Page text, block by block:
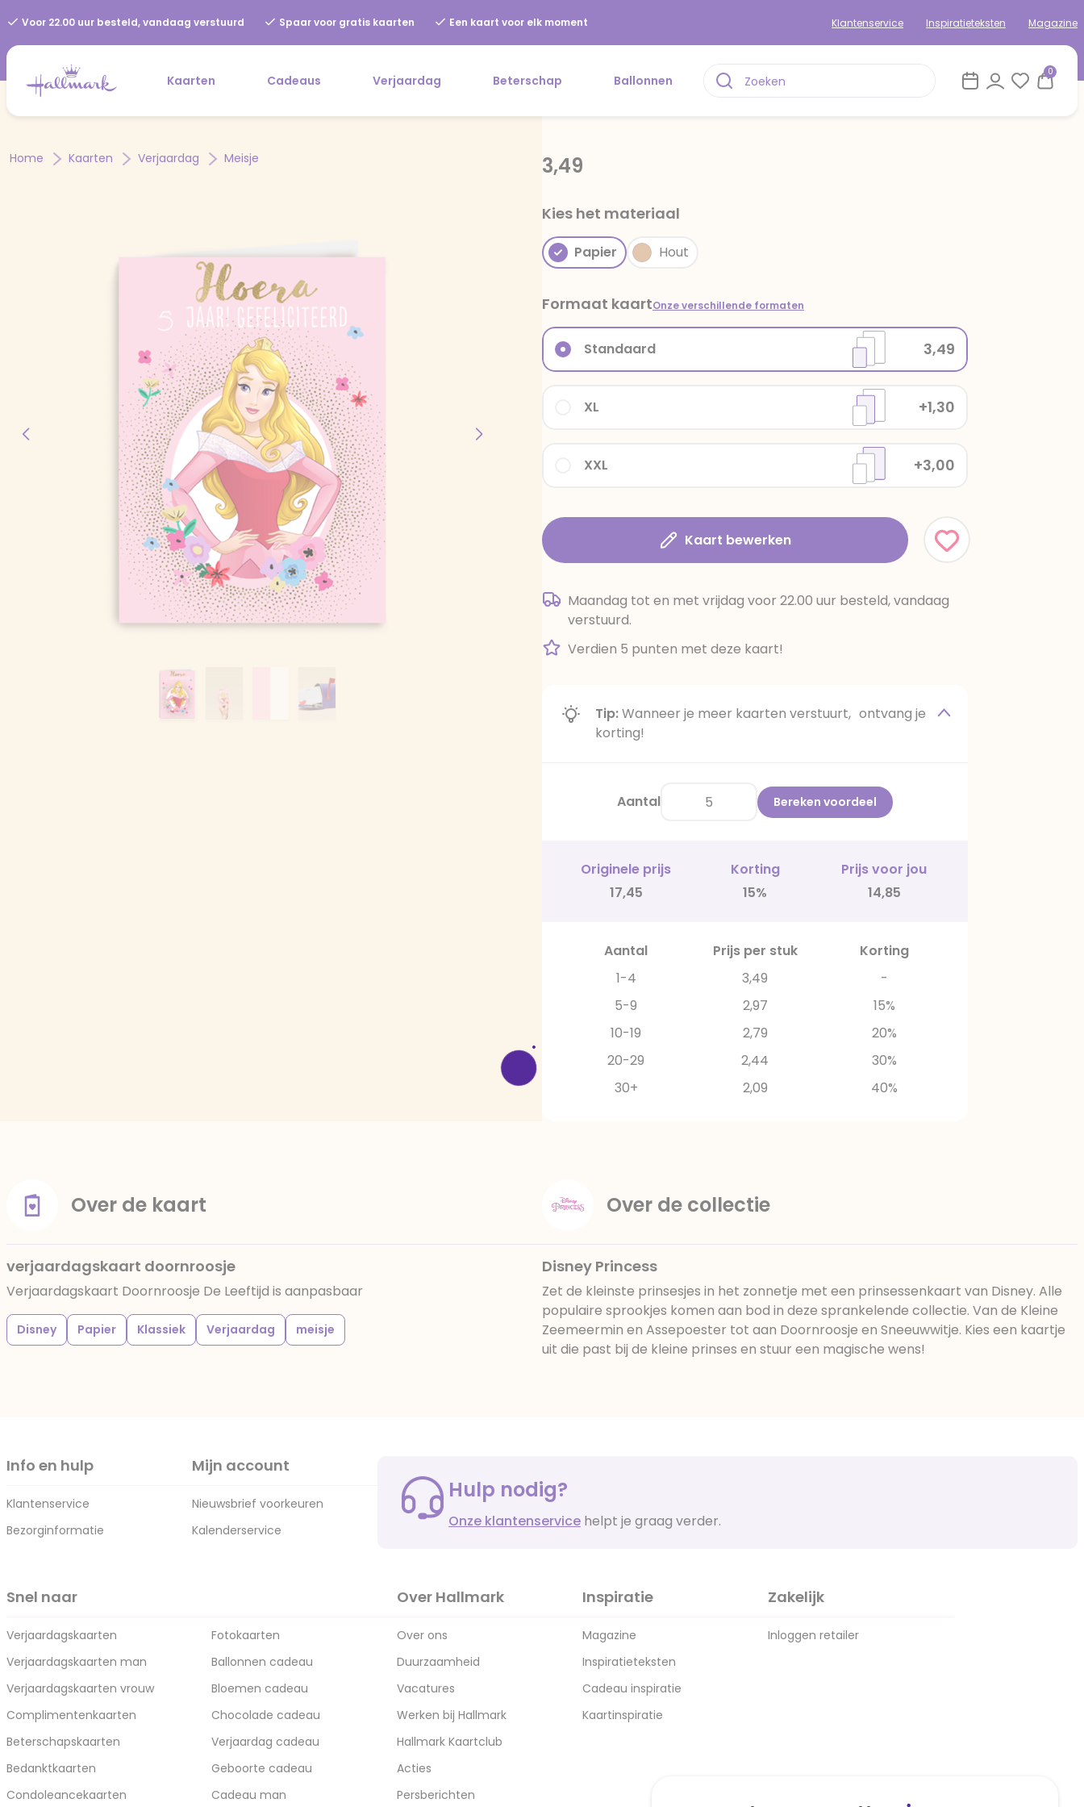
Voor 22.00 uur besteld, vandaag verstuurd Spaar voor gratis kaarten Een kaart voor elk moment Klantenservice Inspiratieteksten Magazine
Kaarten Cadeaus Verjaardag Beterschap Ballonnen
0
Home Kaarten Verjaardag Meisje 3,49
Kies het materiaal
Papier Hout
Formaat kaartOnze verschillende formaten
XXL +3,00
XL +1,30
Standaard 3,49
Kaart bewerken
Maandag tot en met vrijdag voor 22.00 uur besteld, vandaag
verstuurd.
Verdien 5 punten met deze kaart!
Tip:Wanneer je meer kaarten verstuurt, ontvang je
korting!
Aantal Bereken voordeel
Originele prijs Korting
Prijs voor jou
17,45
15% 14,85
Aantal Prijs per stuk
Korting
1-4
3,49
-
5-9
2,97
15%
10-19
2,79
20%
20-29
2,44
30%
30+
2,09 40%
Over de kaart
verjaardagskaart doornroosje
Verjaardagskaart Doornroosje De Leeftijd is aanpasbaar
Disney Papier Klassiek Verjaardag meisje
Over de collectie
Disney Princess
Zet de kleinste prinsesjes in het zonnetje met een prinsessenkaart van Disney. Alle
populaire sprookjes komen aan bod in deze sprankelende collectie. Van de Kleine
Zeemeermin en Assepoester tot aan Doornroosje en Sneeuwwitje. Kies een kaartje
uit die past bij de kleine prinses en stuur een magische wens!
Info en hulp
Klantenservice
Bezorginformatie
Mijn account
Nieuwsbrief voorkeuren
Kalenderservice
Hulp nodig?
Onze klantenservice helpt je graag verder.
Snel naar
Verjaardagskaarten
Verjaardagskaarten man
Verjaardagskaarten vrouw
Complimentenkaarten
Beterschapskaarten
Bedanktkaarten
Condoleancekaarten
Fotokaarten
Ballonnen cadeau
Bloemen cadeau
Chocolade cadeau
Verjaardag cadeau
Geboorte cadeau
Cadeau man
Over Hallmark
Over ons
Duurzaamheid
Vacatures
Werken bij Hallmark
Hallmark Kaartclub
Acties
Persberichten
Inspiratie
Magazine
Inspiratieteksten
Cadeau inspiratie
Kaartinspiratie
Zakelijk
Inloggen retailer